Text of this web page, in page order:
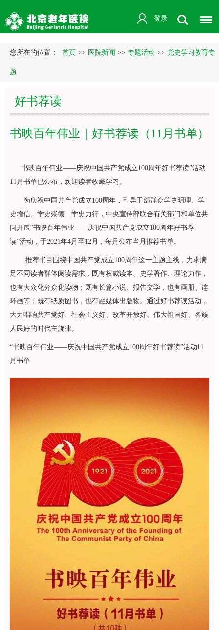
登录
您所在的位置： 首页 >> 医院新闻 >> 专题活动 >> 党史学习教育专
题
好书荐读
书映百年伟业｜好书荐读（11月书单）
书映百年伟业——庆祝中国共产党成立100周年好书荐读”活动
11月书单已公布，欢迎读者收藏学习。
为庆祝中国共产党成立100周年，引导干部群众学史明理、学
史增信、学史崇德、学史力行，中央宣传部联合有关部门和单位共
同开展“书映百年伟业——庆祝中国共产党成立100周年好书荐
读”活动，于2021年4月至12月，每月公布当月推荐书单。
推荐书目围绕中国共产党成立100周年这一主题主线，力求满
足不同读者群体阅读需求，既有权威读本、史学著作、理论力作，
也有大众化分众化读物；既有长篇小说、报告文学，也有画册、连
环画等；既有纸质图书，也有融媒体出版物。通过好书荐读活动，
大力唱响共产党好、社会主义好、改革开放好、伟大祖国好、各族
人民好的时代主旋律。
“书映百年伟业——庆祝中国共产党成立100周年好书荐读”活动11
月书单